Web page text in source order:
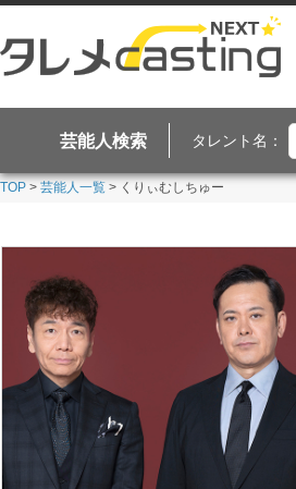
芸能人検索 タレント名：
TOP > 芸能人一覧 > くりぃむしちゅー